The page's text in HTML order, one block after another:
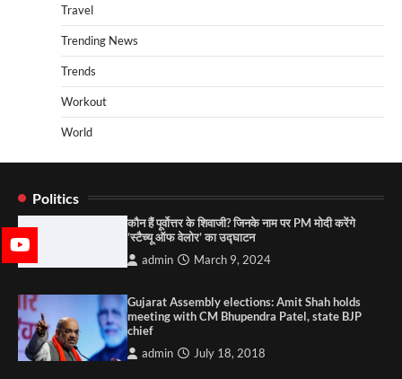
Travel
Trending News
Trends
Workout
World
Politics
कौन हैं पूर्वोत्तर के शिवाजी? जिनके नाम पर PM मोदी करेंगे
‘स्टैच्यू ऑफ वेलोर’ का उद्घाटन
admin March 9, 2024
Gujarat Assembly elections: Amit Shah holds
meeting with CM Bhupendra Patel, state BJP
chief
admin July 18, 2018